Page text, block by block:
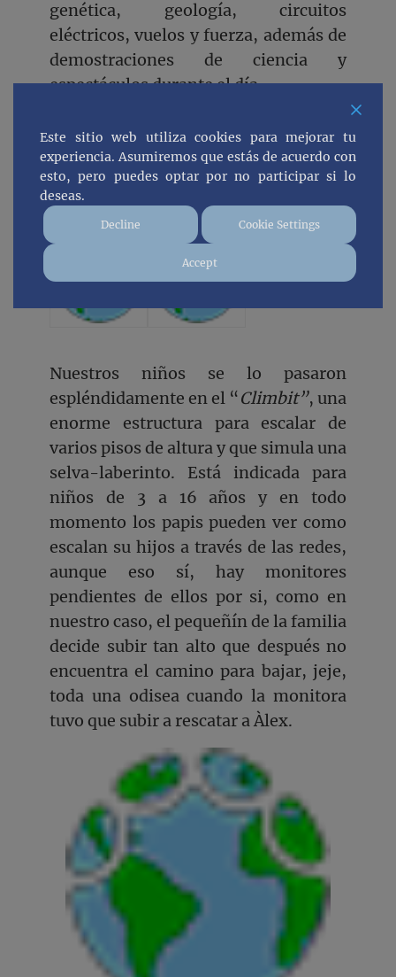
genética, geología, circuitos
eléctricos, vuelos y fuerza, además de
demostraciones de ciencia y
espectáculos durante el día.
Nuestros niños se lo pasaron
espléndidamente en el “Climbit”, una
enorme estructura para escalar de
varios pisos de altura y que simula una
selva-laberinto. Está indicada para
niños de 3 a 16 años y en todo
momento los papis pueden ver como
escalan su hijos a través de las redes,
aunque eso sí, hay monitores
pendientes de ellos por si, como en
nuestro caso, el pequeñín de la familia
decide subir tan alto que después no
encuentra el camino para bajar, jeje,
toda una odisea cuando la monitora
tuvo que subir a rescatar a Àlex.
Este sitio web utiliza cookies para mejorar tu
experiencia. Asumiremos que estás de acuerdo con
esto, pero puedes optar por no participar si lo
deseas.
Decline Cookie Settings
Accept